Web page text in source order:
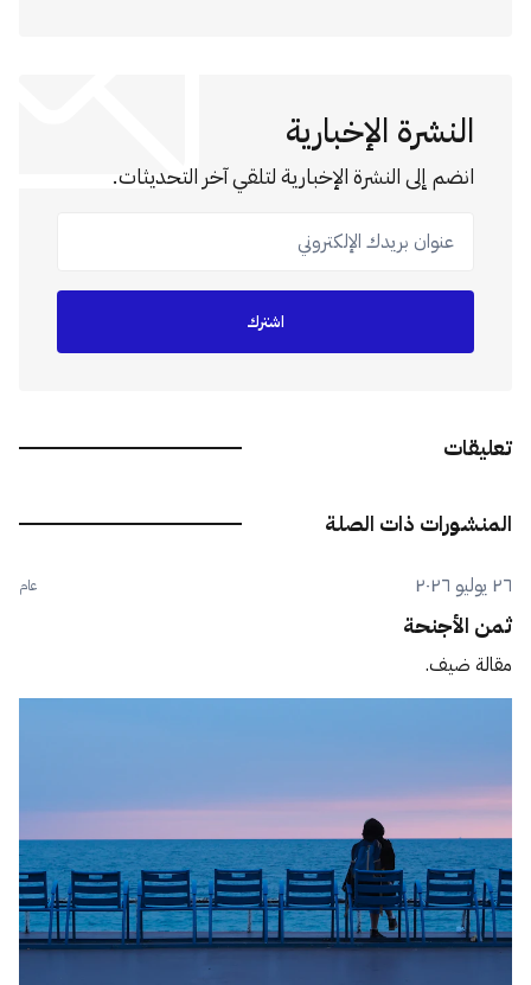
النشرة الإخبارية
انضم إلى النشرة الإخبارية لتلقي آخر التحديثات.
عنوان بريدك الإلكتروني
اشترك
تعليقات
المنشورات ذات الصلة
٢٦ يوليو ٢٠٢٦ عام
ثمن الأجنحة
مقالة ضيف.